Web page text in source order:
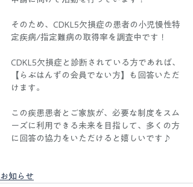
そのため、CDKL5欠損症の患者の小児慢性特
定疾病/指定難病の取得率を調査中です！
CDKL5欠損症と診断されている方であれば、
【らぶはんずの会員でない方】も回答いただ
けます。
この疾患患者とご家族が、必要な制度をスム
ーズに利用できる未来を目指して、多くの方
に回答の協力をいただけると嬉しいです♪
お知らせ